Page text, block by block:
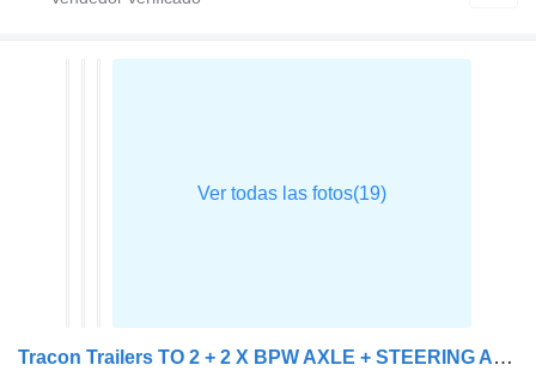
Tracon Trailers TO 2 + 2 X BPW AXLE + STEERING AXLE